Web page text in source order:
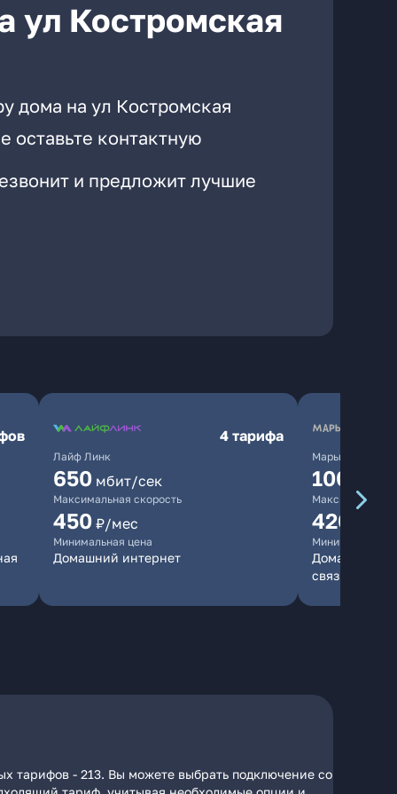
ул Костромская
дома на ул Костромская
оставьте контактную
и предложит лучшие
Лайф Линк
4 тарифа
650 мбит/сек
Максимальная скорость
450 ₽/мес
Минимальная цена
Домашний интернет
Марьино.нет
10000
Максимальная
420
Минимальная
Домашний
связь
тарифов - 213. Вы можете выбрать подключение со